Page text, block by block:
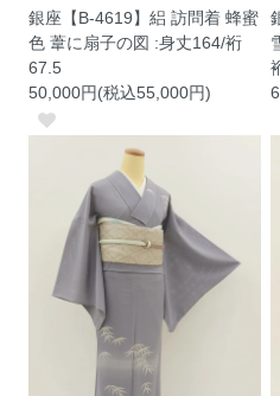
銀座【B-4619】絽 訪問着 蜂蜜
色 葦に扇子の図 :身丈164/裄
67.5
50,000円(税込55,000円)